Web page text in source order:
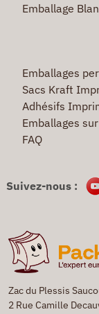
Zac du Plessis
2 Rue Camille
Emballage
Emballages
Sacs Kraft
Adhésifs
Emballages
FAQ
Suivez-nous :